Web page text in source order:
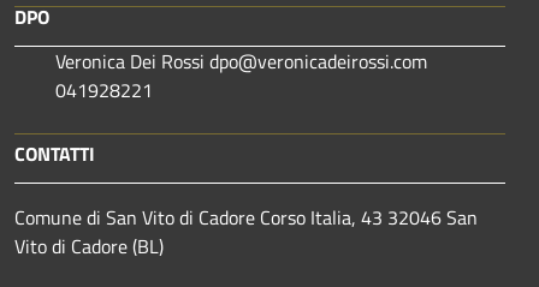
DPO
Veronica Dei Rossi dpo@veronicadeirossi.com
041928221
CONTATTI
Comune di San Vito di Cadore Corso Italia, 43 32046 San
Vito di Cadore (BL)